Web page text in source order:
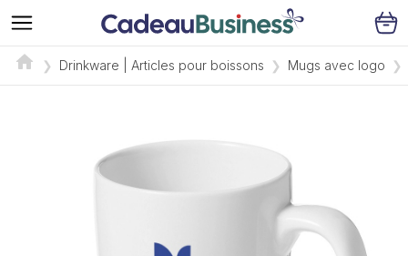
Drinkware | Articles pour boissons Mugs avec logo